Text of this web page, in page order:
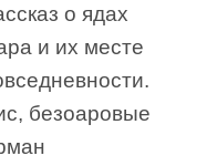
о ядах
и их месте
безоаровые